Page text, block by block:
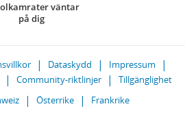
väntar
på dig
Dataskydd
Impressum
Community-riktlinjer
Tillgänglighet
Österrike Frankrike